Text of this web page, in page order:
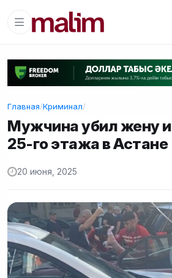
Главная/Криминал/
Мужчина убил жену и
25-го этажа в Астане
20 июня, 2025